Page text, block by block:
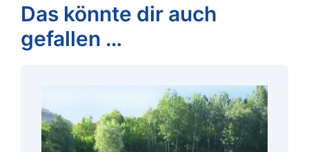
Das könnte dir auch
gefallen …